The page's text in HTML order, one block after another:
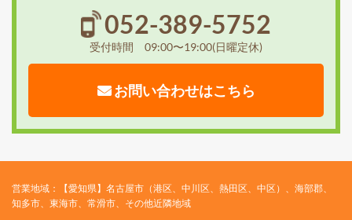
052-389-5752
受付時間 09:00〜19:00(日曜定休)
お問い合わせはこちら
営業地域：【愛知県】名古屋市（港区、中川区、熱田区、中区）、海部郡、
知多市、東海市、常滑市、その他近隣地域